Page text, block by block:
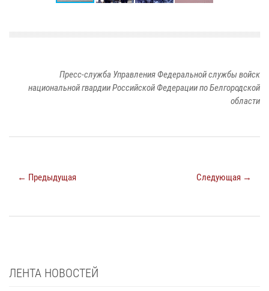
Пресс-служба Управления Федеральной службы войск
национальной гвардии Российской Федерации по Белгородской
области
← Предыдущая Следующая →
ЛЕНТА НОВОСТЕЙ